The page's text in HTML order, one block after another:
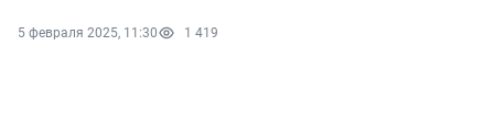
5 февраля 2025, 11:30 1 419